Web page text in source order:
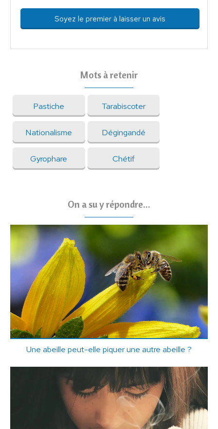
Soyez le premier à laisser un avis
Mots à retenir
Pastiche Tarabiscoter
Nationalisme Dégingandé
Gyrophare Chétif
On a su y répondre...
Une abeille peut-elle piquer une autre abeille ?